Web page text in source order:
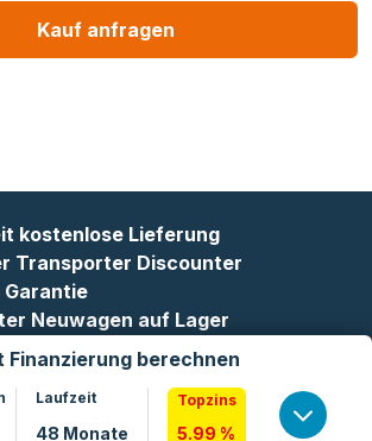
Kauf anfragen
Finanzierung berechnen
Laufzeit
48 Monate
Topzins
5.99 %
kostenlose Lieferung
Transporter Discounter
Garantie
Neuwagen auf Lager